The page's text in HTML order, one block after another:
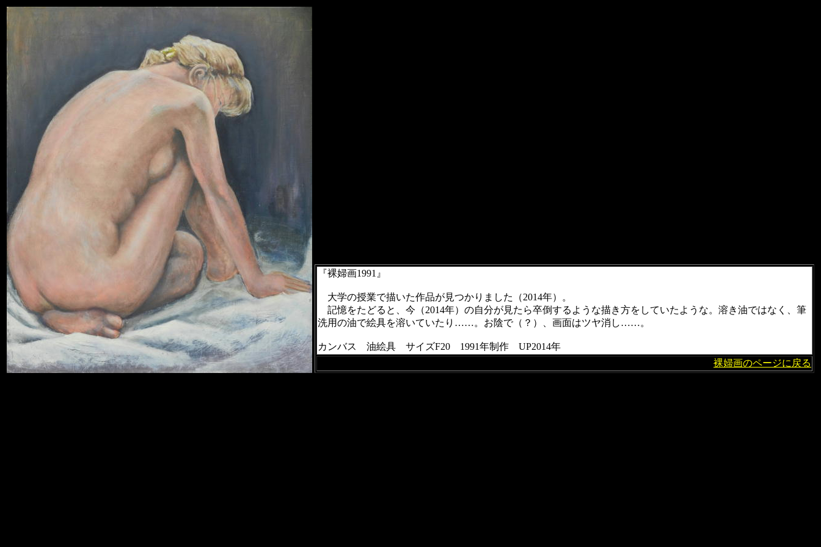
『裸婦画1991』
大学の授業で描いた作品が見つかりました（2014年）。
記憶をたどると、今（2014年）の自分が見たら卒倒するような描き方をしていたような。溶き油ではなく、筆
洗用の油で絵具を溶いていたり……。お陰で（？）、画面はツヤ消し……。
カンバス 油絵具 サイズF20 1991年制作 UP2014年
裸婦画のページに戻る